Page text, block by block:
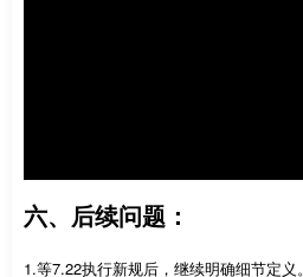
六、后续问题：
1.等7.22执行新规后，继续明确细节定义。